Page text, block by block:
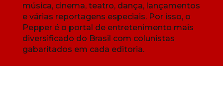
música, cinema, teatro, dança, lançamentos
e várias reportagens especiais. Por isso, o
Pepper é o portal de entretenimento mais
diversificado do Brasil com colunistas
gabaritados em cada editoria.